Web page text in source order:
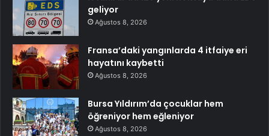
geliyor
Ağustos 8, 2026
Fransa’daki yangınlarda 4 itfaiye eri
hayatını kaybetti
Ağustos 8, 2026
Bursa Yıldırım’da çocuklar hem
öğreniyor hem eğleniyor
Ağustos 8, 2026